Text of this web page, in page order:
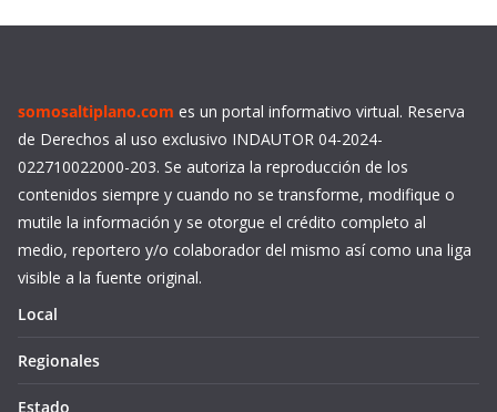
somosaltiplano.com es un portal informativo virtual. Reserva
de Derechos al uso exclusivo INDAUTOR 04-2024-
022710022000-203. Se autoriza la reproducción de los
contenidos siempre y cuando no se transforme, modifique o
mutile la información y se otorgue el crédito completo al
medio, reportero y/o colaborador del mismo así como una liga
visible a la fuente original.
Local
Regionales
Estado